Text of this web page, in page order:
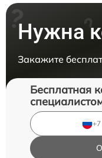
Нужна
Закажите
Бесплатная